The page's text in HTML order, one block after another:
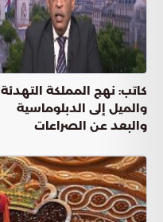
كاتب: نهج المملكة التهدئة
والميل إلى الدبلوماسية
والبعد عن الصراعات